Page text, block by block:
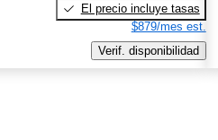
El precio incluye tasas
$879/mes est.
Verif. disponibilidad